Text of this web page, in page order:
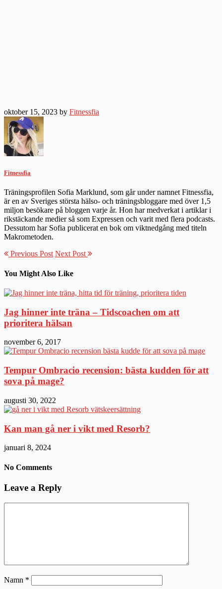
oktober 15, 2023 by Fitnessfia
Fitnessfia
Träningsprofilen Sofia Marklund, som går under namnet Fitnessfia,
är en av Sveriges största hälso- och träningsbloggare med över 1,5
miljon besökare på bloggen varje år. Hon har medverkat i artiklar i
rikstäckande medier så som Expressen och varit med flera podcasts.
Dessutom har Sofia publicerat en bok om viktnedgång med titeln
Makrometoden.
Previous Post Next Post
You Might Also Like
Jag hinner inte träna – Tidscoachen om att
prioritera hälsan
november 6, 2017
Tempur Ombracio recension: bästa kudden för att
sova på mage?
augusti 30, 2022
Kan man gå ner i vikt med Resorb?
januari 8, 2024
No Comments
Leave a Reply
Namn *